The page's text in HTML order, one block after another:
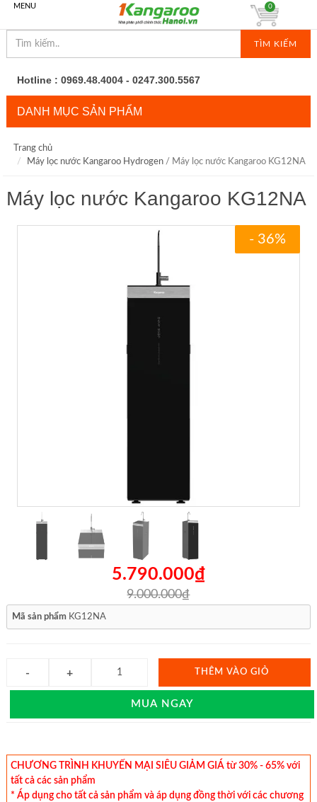
MENU
TÌM KIẾM
0
Hotline : 0969.48.4004 - 0247.300.5567
DANH MỤC SẢN PHẨM
Trang chủ
Máy lọc nước Kangaroo Hydrogen/ Máy lọc nước Kangaroo KG12NA
Máy lọc nước Kangaroo KG12NA
- 36%
5.790.000₫
9.000.000₫
Mã sản phẩm KG12NA
THÊM VÀO GIỎ
MUA NGAY
CHƯƠNG TRÌNH KHUYẾN MẠI SIÊU GIẢM GIÁ từ 30% - 65% với
tất cả các sản phẩm
* Áp dụng cho tất cả sản phẩm và áp dụng đồng thời với các chương